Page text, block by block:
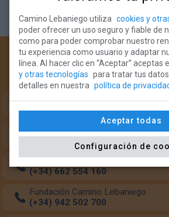
¿Necesitas ayuda?
Teléfonos de intererés para el peregrino:
Oficina del Peregrino (Monasterio
(+34) 633 349 684
Oficina del Peregrino (Potes)
(+34) 942 738 126
Transporte de mochilas
(+34) 662 554 160
Fundación Camino Lebaniego
(+34) 942 502 700
Camino Lebaniego utiliza cookies y
poder ofrecer un uso seguro y fiable de
como para poder comprobar nuestro
tu experiencia como usuario y adaptar
línea. Al hacer clic en “Aceptar” aceptas
y otras tecnologías para tratar tus
detalles en nuestra política de
Aceptar todas
Configuración de